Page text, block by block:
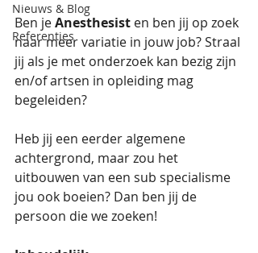
Nieuws & Blog
Referenties
Ben je Anesthesist en ben jij op zoek
naar meer variatie in jouw job? Straal
jij als je met onderzoek kan bezig zijn
en/of artsen in opleiding mag
begeleiden?
Heb jij een eerder algemene
achtergrond, maar zou het
uitbouwen van een sub specialisme
jou ook boeien? Dan ben jij de
persoon die we zoeken!